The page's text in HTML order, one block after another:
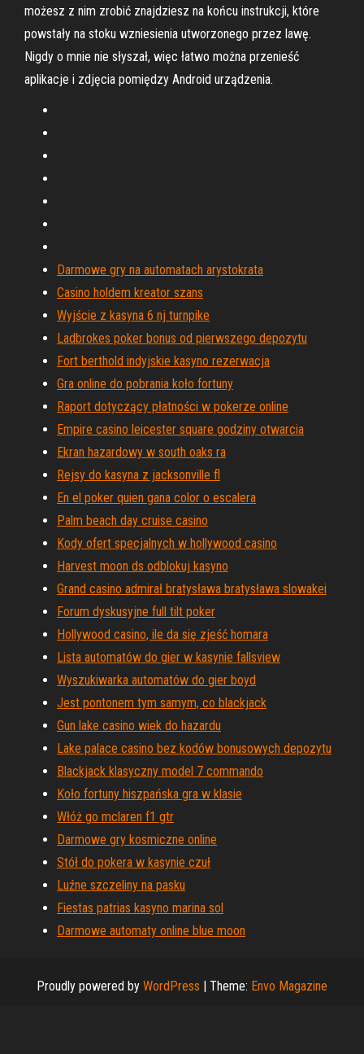
możesz z nim zrobić znajdziesz na końcu instrukcji, które
powstały na stoku wzniesienia utworzonego przez lawę.
Nigdy o mnie nie słyszał, więc łatwo można przenieść
aplikacje i zdjęcia pomiędzy Android urządzenia.
Darmowe gry na automatach arystokrata
Casino holdem kreator szans
Wyjście z kasyna 6 nj turnpike
Ladbrokes poker bonus od pierwszego depozytu
Fort berthold indyjskie kasyno rezerwacja
Gra online do pobrania koło fortuny
Raport dotyczący płatności w pokerze online
Empire casino leicester square godziny otwarcia
Ekran hazardowy w south oaks ra
Rejsy do kasyna z jacksonville fl
En el poker quien gana color o escalera
Palm beach day cruise casino
Kody ofert specjalnych w hollywood casino
Harvest moon ds odblokuj kasyno
Grand casino admirał bratysława bratysława slowakei
Forum dyskusyjne full tilt poker
Hollywood casino, ile da się zjeść homara
Lista automatów do gier w kasynie fallsview
Wyszukiwarka automatów do gier boyd
Jest pontonem tym samym, co blackjack
Gun lake casino wiek do hazardu
Lake palace casino bez kodów bonusowych depozytu
Blackjack klasyczny model 7 commando
Koło fortuny hiszpańska gra w klasie
Włóż go mclaren f1 gtr
Darmowe gry kosmiczne online
Stół do pokera w kasynie czuł
Luźne szczeliny na pasku
Fiestas patrias kasyno marina sol
Darmowe automaty online blue moon
Proudly powered by WordPress | Theme: Envo Magazine